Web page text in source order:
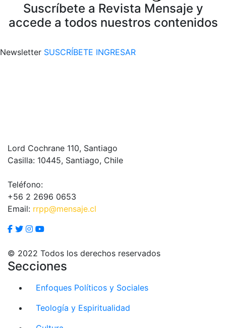
Suscríbete a Revista Mensaje y
accede a todos nuestros contenidos
Newsletter SUSCRÍBETE INGRESAR
Lord Cochrane 110, Santiago
Casilla: 10445, Santiago, Chile
Teléfono:
+56 2 2696 0653
Email: rrpp@mensaje.cl
© 2022 Todos los derechos reservados
Secciones
Enfoques Políticos y Sociales
Teología y Espiritualidad